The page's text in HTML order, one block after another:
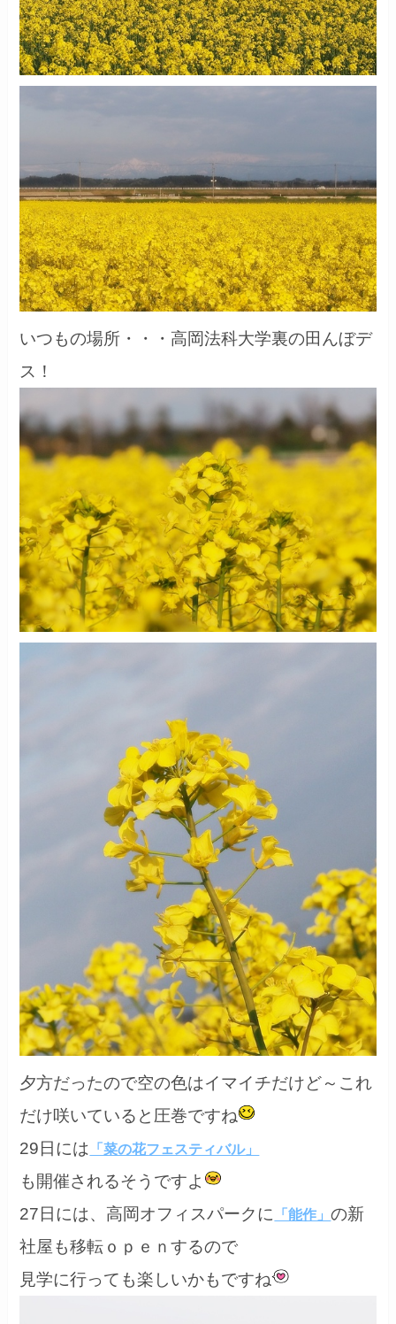
いつもの場所・・・高岡法科大学裏の田んぼデ
ス！
夕方だったので空の色はイマイチだけど～これ
だけ咲いていると圧巻ですね
29日には 「菜の花フェスティバル」
も開催されるそうですよ
27日には、高岡オフィスパークに
「能作」の新
社屋も移転ｏｐｅｎするので
見学に行っても楽しいかもですね